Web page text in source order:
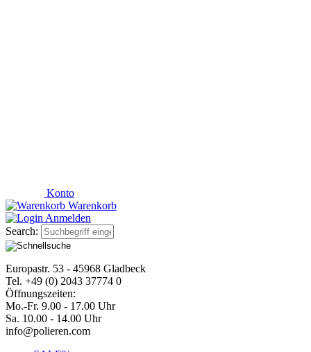
Konto
Warenkorb
Anmelden
Search:
Europastr. 53 - 45968 Gladbeck
Tel. +49 (0) 2043 37774 0
Öffnungszeiten:
Mo.-Fr. 9.00 - 17.00 Uhr
Sa. 10.00 - 14.00 Uhr
info@polieren.com